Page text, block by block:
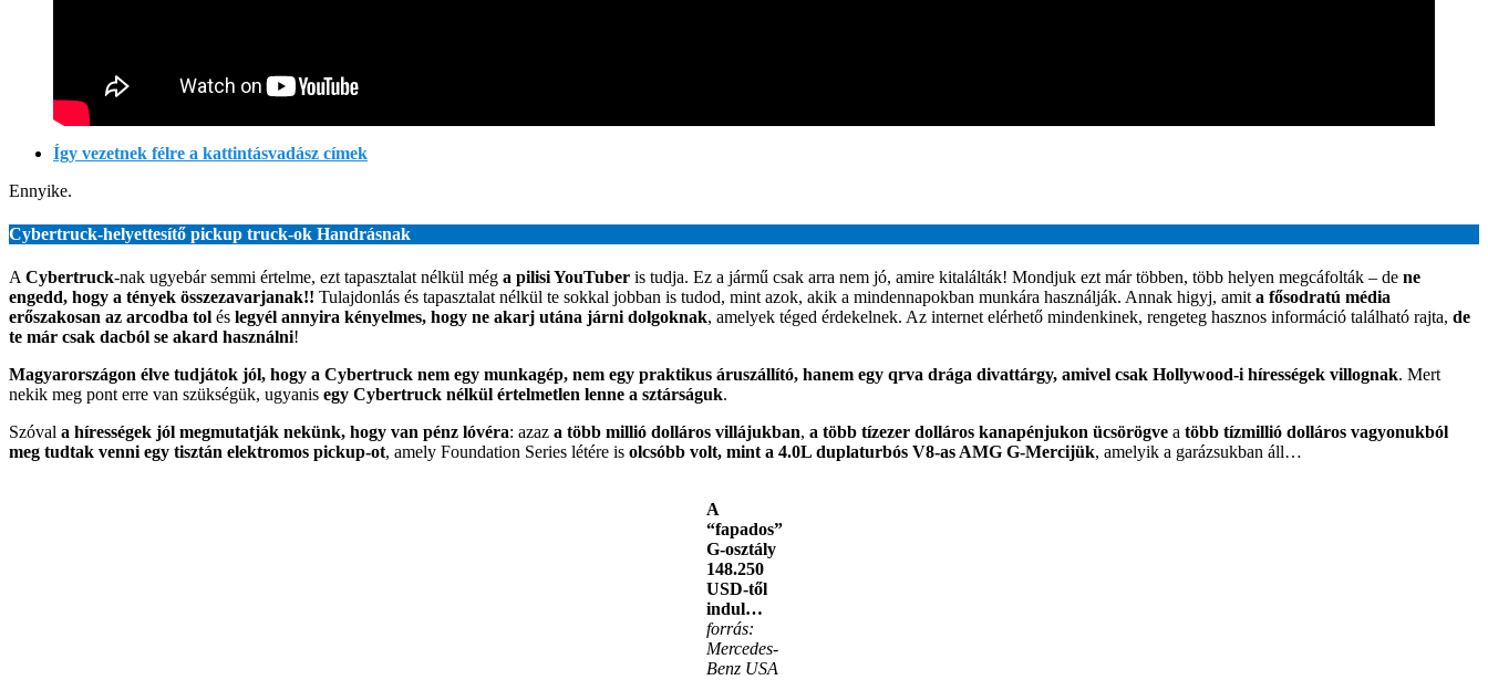
Így vezetnek félre a kattintásvadász címek
Ennyike.
Cybertruck-helyettesítő pickup truck-ok Handrásnak
A Cybertruck-nak ugyebár semmi értelme, ezt tapasztalat nélkül még a pilisi YouTuber is tudja. Ez a jármű csak arra nem jó, amire kitalálták! Mondjuk ezt már többen, több helyen megcáfolták – de ne
engedd, hogy a tények összezavarjanak!! Tulajdonlás és tapasztalat nélkül te sokkal jobban is tudod, mint azok, akik a mindennapokban munkára használják. Annak higyj, amit a fősodratú média
erőszakosan az arcodba tol és legyél annyira kényelmes, hogy ne akarj utána járni dolgoknak, amelyek téged érdekelnek. Az internet elérhető mindenkinek, rengeteg hasznos információ található rajta, de
te már csak dacból se akard használni!
Magyarországon élve tudjátok jól, hogy a Cybertruck nem egy munkagép, nem egy praktikus áruszállító, hanem egy qrva drága divattárgy, amivel csak Hollywood-i hírességek villognak. Mert
nekik meg pont erre van szükségük, ugyanis egy Cybertruck nélkül értelmetlen lenne a sztárságuk.
Szóval a hírességek jól megmutatják nekünk, hogy van pénz lóvéra: azaz a több millió dolláros villájukban, a több tízezer dolláros kanapénjukon ücsörögve a több tízmillió dolláros vagyonukból
meg tudtak venni egy tisztán elektromos pickup-ot, amely Foundation Series létére is olcsóbb volt, mint a 4.0L duplaturbós V8-as AMG G-Mercijük, amelyik a garázsukban áll…
A
“fapados”
G-osztály
148.250
USD-től
indul…
forrás:
Mercedes-
Benz USA